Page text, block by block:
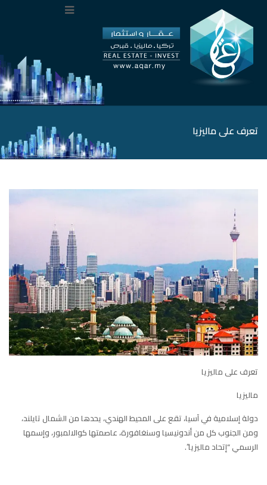
تعرف على ماليزيا
تعرف على ماليزيا
ماليزيا
دولة إسلامية في آسيا، تقع على المحيط الهندي، يحدها من الشمال تايلند،
ومن الجنوب كل من أندونيسيا وسنغافورة، عاصمتها كوالالمبور، وإسمها
الرسمي “إتحاد ماليزيا”.